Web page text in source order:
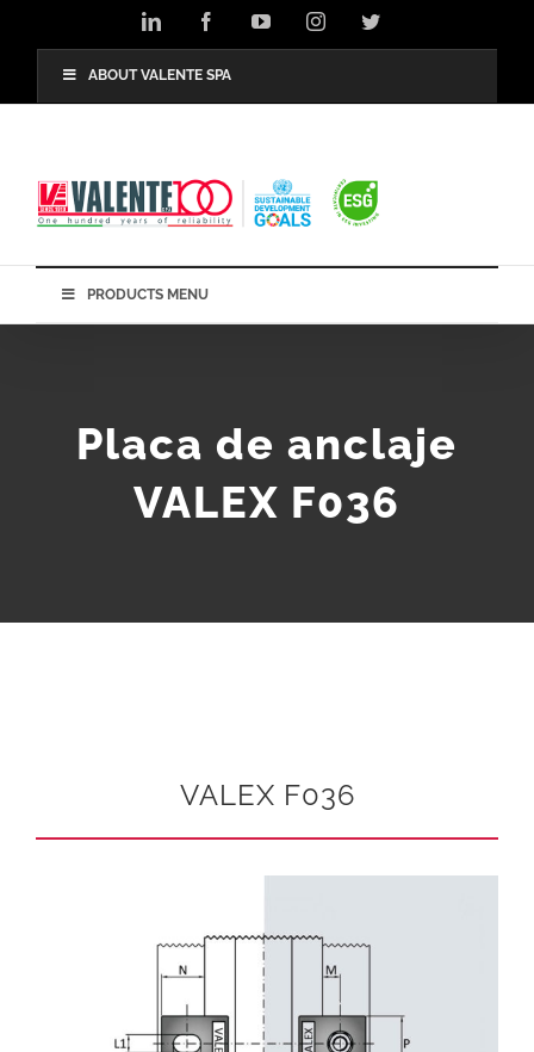
LinkedIn FacebookYouTubeInstagramTwitter
ABOUT VALENTE SPA
PRODUCTS MENU
Placa de anclaje
VALEX F036
VALEX F036